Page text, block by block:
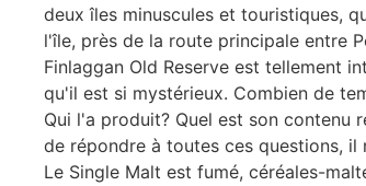
deux îles minuscules et touristiques,
l'île, près de la route principale entre
Finlaggan Old Reserve est tellement
qu'il est si mystérieux. Combien de
Qui l'a produit? Quel est son contenu
de répondre à toutes ces questions, il
Le Single Malt est fumé, céréales-